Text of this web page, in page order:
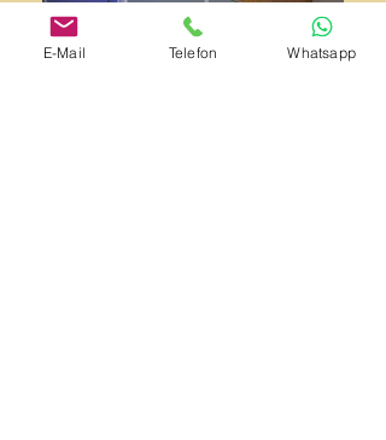
E-Mail Telefon Whatsapp